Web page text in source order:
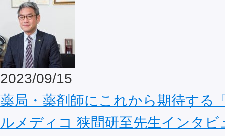
2023/09/15
薬局・薬剤師にこれから期待する
ルメディコ 狭間研至先生インタビ